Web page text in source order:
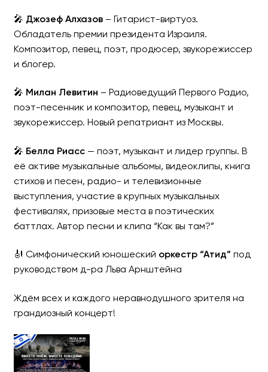
🎤 Джозеф Алхазов– Гитарист-виртуоз.
Обладатель премии президента Израиля.
Композитор, певец, поэт, продюсер, звукорежиссер
и блогер.
🎤 Милан Левитин – Радиоведущий Первого Радио,
поэт-песенник и композитор, певец, музыкант и
звукорежиссер. Новый репатриант из Москвы.
🎤 Белла Риасс— поэт, музыкант и лидер группы. В
её активе музыкальные альбомы, видеоклипы, книга
стихов и песен, радио- и телевизионные
выступления, участие в крупных музыкальных
фестивалях, призовые места в поэтических
баттлах. Автор песни и клипа “Как вы там?”
🎻 Симфонический юношеский оркестр “Атид” под
руководством д-ра Льва Арнштейна
Ждём всех и каждого неравнодушного зрителя на
грандиозный концерт!